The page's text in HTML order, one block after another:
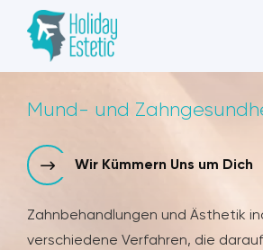
Mund- und
Wir Kümmern Uns um Dich
Zahnbehandlungen und Ästhetik
verschiedene Verfahren, die